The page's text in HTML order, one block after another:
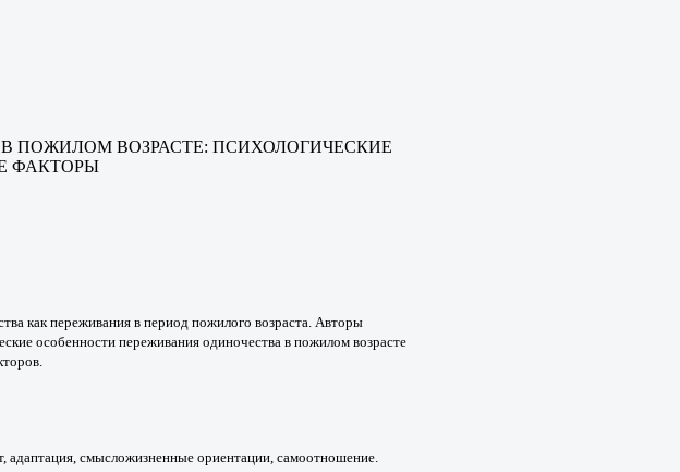
ПОЖИЛОМ ВОЗРАСТЕ: ПСИХОЛОГИЧЕСКИЕ
ФАКТОРЫ
как переживания в период пожилого возраста. Авторы
особенности переживания одиночества в пожилом возрасте
адаптация, смысложизненные ориентации, самоотношение.